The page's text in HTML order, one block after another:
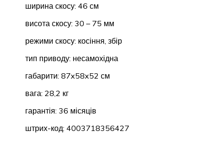
ширина скосу: 46 см
висота скосу: 30 – 75 мм
режими скосу: косіння, збір
тип приводу: несамохідна
габарити: 87x58x52 см
вага: 28,2 кг
гарантія: 36 місяців
штрих-код: 4003718356427